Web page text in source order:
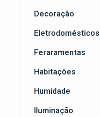
Decoração
Eletrodomésticos
Feraramentas
Habitações
Humidade
Iluminação